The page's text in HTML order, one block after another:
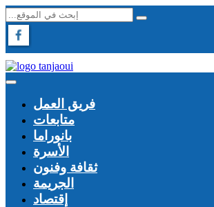
فريق العمل
متابعات
بانوراما
الأسرة
ثقافة وفنون
الجريمة
إقتصاد